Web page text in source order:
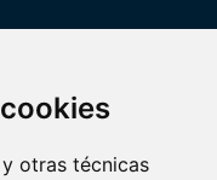
otras técnicas